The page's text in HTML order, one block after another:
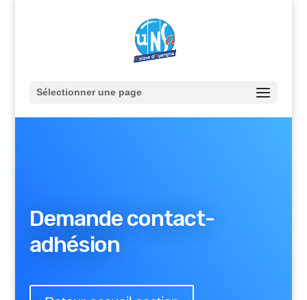
Sélectionner une page
Demande contact-
adhésion